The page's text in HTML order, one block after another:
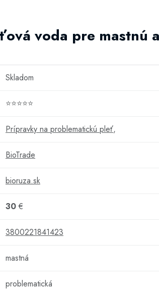
voda pre mastnú
Skladom
⭐⭐⭐⭐⭐
Prípravky na problematickú pleť,
BioTrade
bioruza.sk
30 €
3800221841423
mastná
problematická